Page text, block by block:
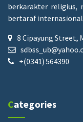
berkarakter religius,
bertaraf
8 Cipayung Street,
+(0341) 564390
Categories